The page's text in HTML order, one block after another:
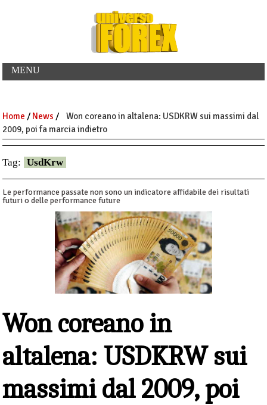
MENU
Home / News /
Won coreano in altalena: USDKRW sui massimi dal
2009, poi fa marcia indietro
Tag: UsdKrw
Le performance passate non sono un indicatore affidabile dei risultati
futuri o delle performance future
Won coreano in
altalena: USDKRW sui
massimi dal 2009, poi